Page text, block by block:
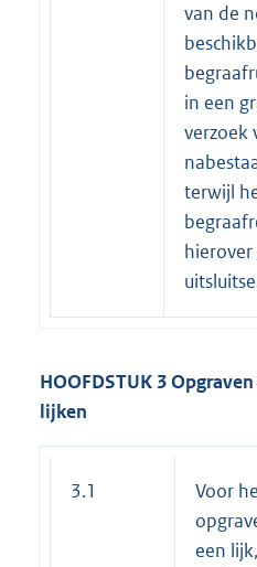
van de
in een
verzoek
terwijl
hierover
HOOFDSTUK 3
lijken
3.1
Voor
een lijk,